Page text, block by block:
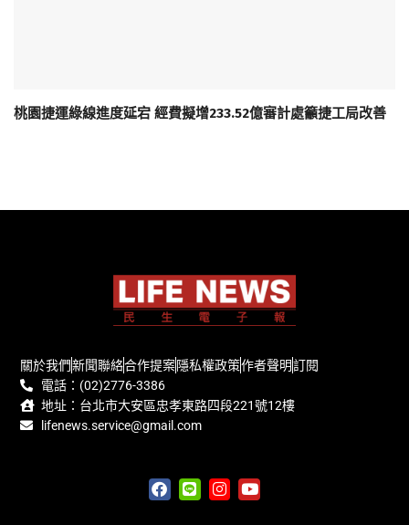
桃園捷運綠線進度延宕 經費擬增233.52億審計處籲捷工局改善
關於我們新聞聯絡合作提案隱私權政策作者聲明訂閱
電話：(02)2776-3386
地址：台北市大安區忠孝東路四段221號12樓
lifenews.service@gmail.com